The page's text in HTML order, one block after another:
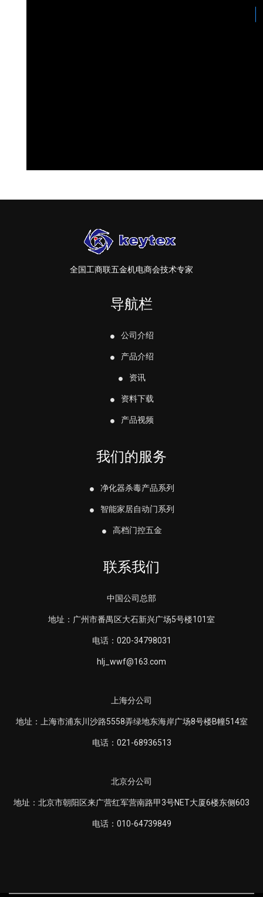
全国工商联五金机电商会技术专家
导航栏
公司介绍
产品介绍
资讯
资料下载
产品视频
我们的服务
净化器杀毒产品系列
智能家居自动门系列
高档门控五金
联系我们
中国公司总部
地址：广州市番禺区大石新兴广场5号楼101室
电话：020-34798031
hlj_wwf@163.com
上海分公司
地址：上海市浦东川沙路5558弄绿地东海岸广场8号楼B幢514室
电话：021-68936513
北京分公司
地址：北京市朝阳区来广营红军营南路甲3号NET大厦6楼东侧603
电话：010-64739849